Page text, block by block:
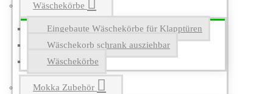
Wäschekörbe
Eingebaute Wäschekörbe für Klapptüren
Wäschekorb schrank ausziehbar
Wäschekörbe
Mokka Zubehör